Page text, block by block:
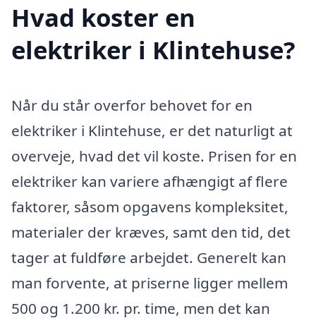
Hvad koster en
elektriker i Klintehuse?
Når du står overfor behovet for en
elektriker i Klintehuse, er det naturligt at
overveje, hvad det vil koste. Prisen for en
elektriker kan variere afhængigt af flere
faktorer, såsom opgavens kompleksitet,
materialer der kræves, samt den tid, det
tager at fuldføre arbejdet. Generelt kan
man forvente, at priserne ligger mellem
500 og 1.200 kr. pr. time, men det kan